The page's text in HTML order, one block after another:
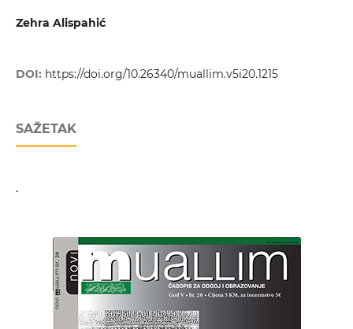
Zehra Alispahić
DOI: https://doi.org/10.26340/muallim.v5i20.1215
SAŽETAK
.